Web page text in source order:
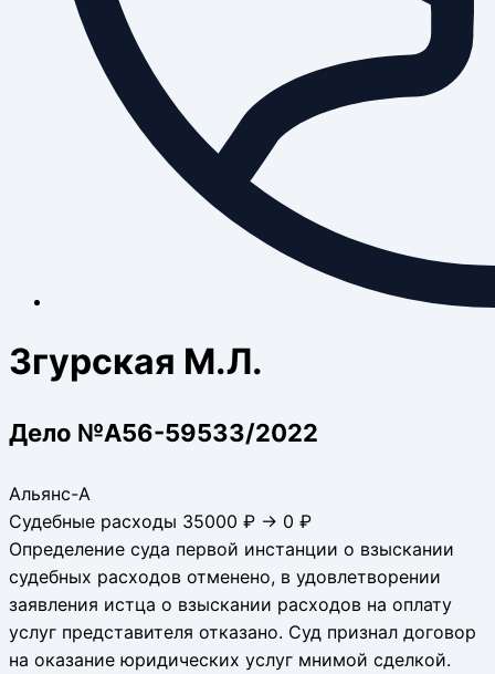
Згурская М.Л.
Дело №А56-59533/2022
Альянс-А
Судебные расходы 35000 ₽ → 0 ₽
Определение суда первой инстанции о взыскании
судебных расходов отменено, в удовлетворении
заявления истца о взыскании расходов на оплату
услуг представителя отказано. Суд признал договор
на оказание юридических услуг мнимой сделкой.